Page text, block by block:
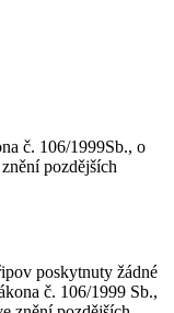
č. 106/1999Sb., o
pozdějších
poskytnuty žádné
č. 106/1999 Sb.,